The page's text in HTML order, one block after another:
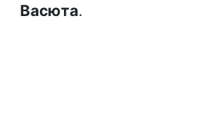
Васюта.